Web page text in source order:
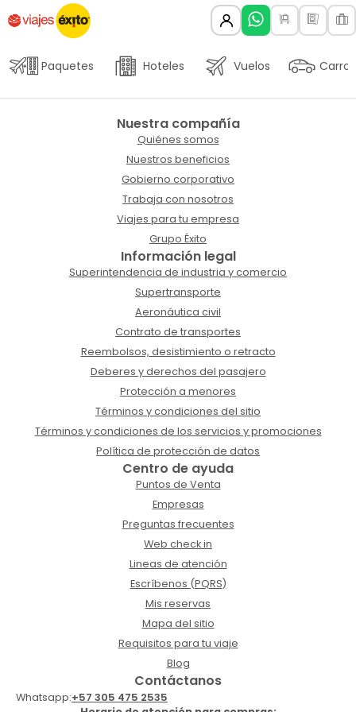
Paquetes Hoteles Vuelos Carros
Nuestra compañía
Quiénes somos
Nuestros beneficios
Gobierno corporativo
Trabaja con nosotros
Viajes para tu empresa
Grupo Éxito
Información legal
Superintendencia de industria y comercio
Supertransporte
Aeronáutica civil
Contrato de transportes
Reembolsos, desistimiento o retracto
Deberes y derechos del pasajero
Protección a menores
Términos y condiciones del sitio
Términos y condiciones de los servicios y promociones
Política de protección de datos
Centro de ayuda
Puntos de Venta
Empresas
Preguntas frecuentes
Web check in
Lineas de atención
Escríbenos (PQRS)
Mis reservas
Mapa del sitio
Requisitos para tu viaje
Blog
Contáctanos
Whatsapp:+57 305 475 2535